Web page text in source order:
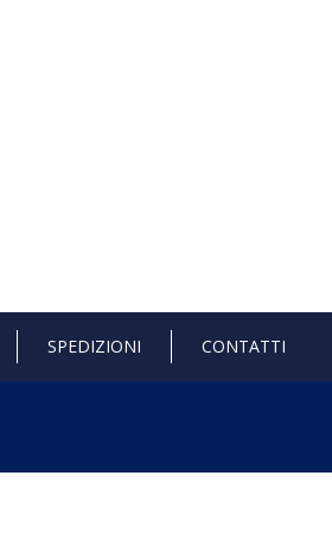
SPEDIZIONI CONTATTI